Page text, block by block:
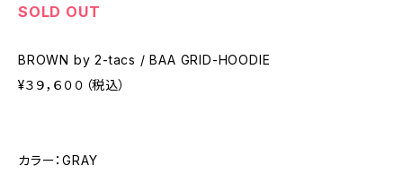
SOLD OUT
BROWN by 2-tacs / BAA GRID-HOODIE
¥３９，６００（税込）
カラー：GRAY